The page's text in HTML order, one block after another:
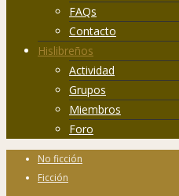
FAQs
Contacto
Hislibreños
Actividad
Grupos
Miembros
Foro
No ficción
Ficción